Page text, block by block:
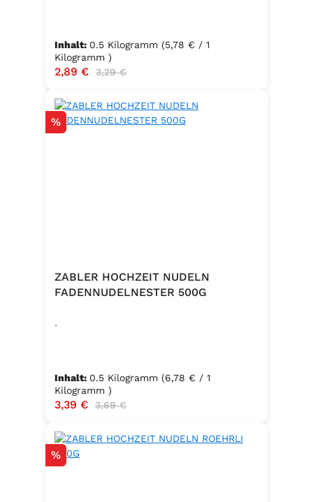
Inhalt: 0.5 Kilogramm (5,78 € / 1
Kilogramm )
Verkaufspreis:
2,89 € Regulärer Preis:
3,29 €
Rabatt
%
ZABLER HOCHZEIT NUDELN
FADENNUDELNESTER 500G
.
Inhalt: 0.5 Kilogramm (6,78 € / 1
Kilogramm )
Verkaufspreis:
3,39 € Regulärer Preis:
3,69 €
Rabatt
%